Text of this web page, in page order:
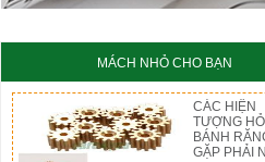
MÁCH NHỎ CHO BẠN
CÁC HIỆN
TƯỢNG
BÁNH
GẶP PHẢI